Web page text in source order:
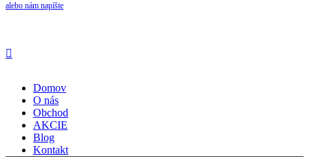
alebo nám napíšte
Domov
O nás
Obchod
AKCIE
Blog
Kontakt